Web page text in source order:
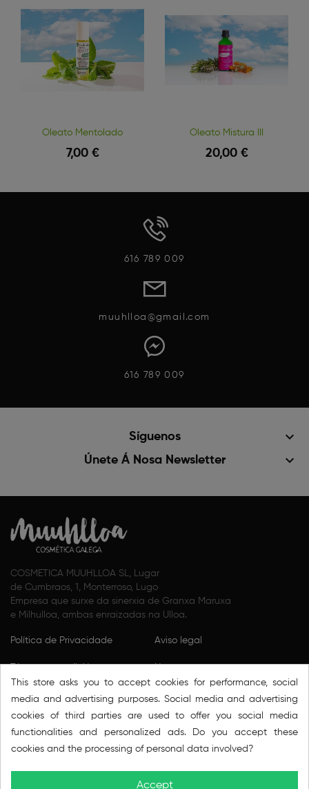
Oleato Mentolado
7,00 €
Oleato Mistura III
20,00 €
616 789 009
muuhlloa@gmail.com
616 789 009
Síguenos keyboard_arrow_down
Únete Á Nosa Newsletter keyboard_arrow_down
COSMETICA MUUHLLOA SL, Lugar
de Cumbraos, 1, Monterroso, Lugo
Empresa que surxe da sinerxia de Granxa Maruxa
e Milhulloa, ambas enraizadas na Ulloa.
Política de Privacidade Aviso legal
Térmos e condicións Nos
Política de cookies Puntos de venda
Condiciones generales de
venta
Contacta connosco
This store asks you to accept cookies for performance, social
media and advertising purposes. Social media and advertising
cookies of third parties are used to offer you social media
functionalities and personalized ads. Do you accept these
cookies and the processing of personal data involved?
Accept